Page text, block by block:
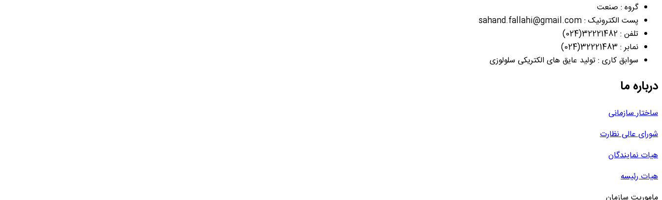
گروه : صنعت
پست الکترونیک : sahand.fallahi@gmail.com
تلفن : 32221482(024)
نمابر : 32221483(024)
سوابق کاری : تولید عایق های الکتریکی سلولوزی
درباره ما
ساختار سازمانی
شورای عالی نظارت
هیات نمایندگان
هیات رئیسه